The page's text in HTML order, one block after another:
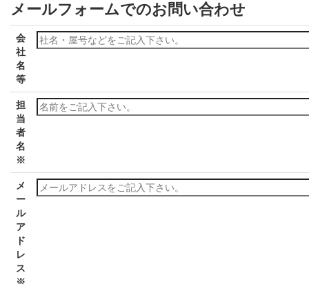
メールフォームでのお問い合わせ
会
社
名
等
担
当
者
名
※
メ
ー
ル
ア
ド
レ
ス